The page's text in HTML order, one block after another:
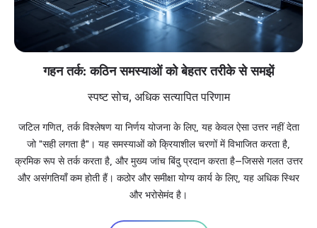
गहन तर्क: कठिन समस्याओं को बेहतर तरीके से समझें
स्पष्ट सोच, अधिक सत्यापित परिणाम
जटिल गणित, तर्क विश्लेषण या निर्णय योजना के लिए, यह केवल ऐसा उत्तर नहीं देता
जो "सही लगता है"। यह समस्याओं को क्रियाशील चरणों में विभाजित करता है,
क्रमिक रूप से तर्क करता है, और मुख्य जांच बिंदु प्रदान करता है—जिससे गलत उत्तर
और असंगतियाँ कम होती हैं। कठोर और समीक्षा योग्य कार्य के लिए, यह अधिक स्थिर
और भरोसेमंद है।